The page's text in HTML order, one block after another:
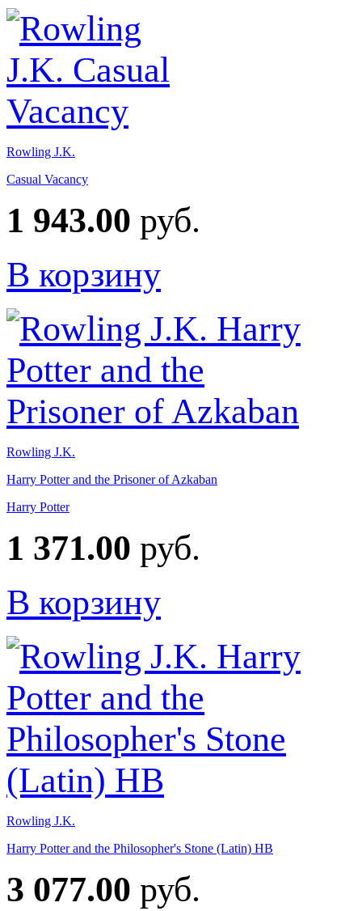
Rowling J.K.
Casual Vacancy
1 943.00 руб.
В корзину
Rowling J.K.
Harry Potter and the Prisoner of Azkaban
Harry Potter
1 371.00 руб.
В корзину
Rowling J.K.
Harry Potter and the Philosopher's Stone (Latin) HB
3 077.00 руб.